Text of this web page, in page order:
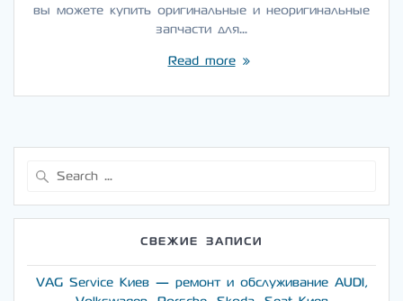
вы можете купить оригинальные и неоригинальные
запчасти для…
Read more
СВЕЖИЕ ЗАПИСИ
VAG Service Киев — ремонт и обслуживание AUDI,